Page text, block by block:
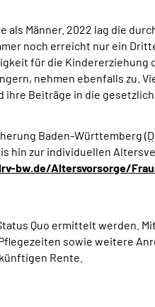
Männer. 2022 lag die
noch erreicht nur ein
für die Kindererziehung
nehmen ebenfalls zu.
Beiträge in die
Baden-Württemberg (
zur individuellen
bw.de/Altersvorsorge/
Quo ermittelt werden.
sowie weitere
Rente.